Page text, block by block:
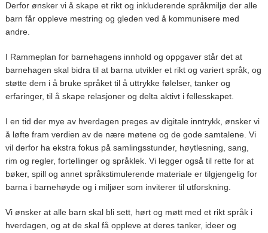
Derfor ønsker vi å skape et rikt og inkluderende språkmiljø der alle
barn får oppleve mestring og gleden ved å kommunisere med
andre.
I Rammeplan for barnehagens innhold og oppgaver står det at
barnehagen skal bidra til at barna utvikler et rikt og variert språk, og
støtte dem i å bruke språket til å uttrykke følelser, tanker og
erfaringer, til å skape relasjoner og delta aktivt i fellesskapet.
I en tid der mye av hverdagen preges av digitale inntrykk, ønsker vi
å løfte fram verdien av de nære møtene og de gode samtalene. Vi
vil derfor ha ekstra fokus på samlingsstunder, høytlesning, sang,
rim og regler, fortellinger og språklek. Vi legger også til rette for at
bøker, spill og annet språkstimulerende materiale er tilgjengelig for
barna i barnehøyde og i miljøer som inviterer til utforskning.
Vi ønsker at alle barn skal bli sett, hørt og møtt med et rikt språk i
hverdagen, og at de skal få oppleve at deres tanker, ideer og